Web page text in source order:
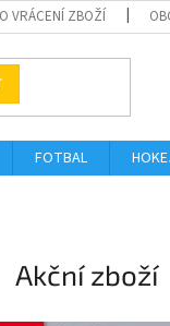
VRÁCENÍ ZBOŽÍ
FOTBAL
Akční zboží